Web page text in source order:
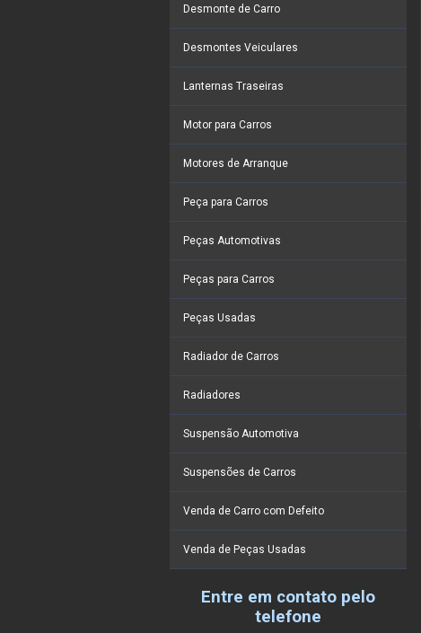
Desmonte de Carro
Desmontes Veiculares
Lanternas Traseiras
Motor para Carros
Motores de Arranque
Peça para Carros
Peças Automotivas
Peças para Carros
Peças Usadas
Radiador de Carros
Radiadores
Suspensão Automotiva
Suspensões de Carros
Venda de Carro com Defeito
Venda de Peças Usadas
Entre em contato pelo
telefone